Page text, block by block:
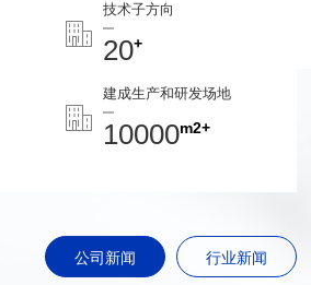
技术子方向
20+
建成生产和研发场地
10000m2+
公司新闻 行业新闻